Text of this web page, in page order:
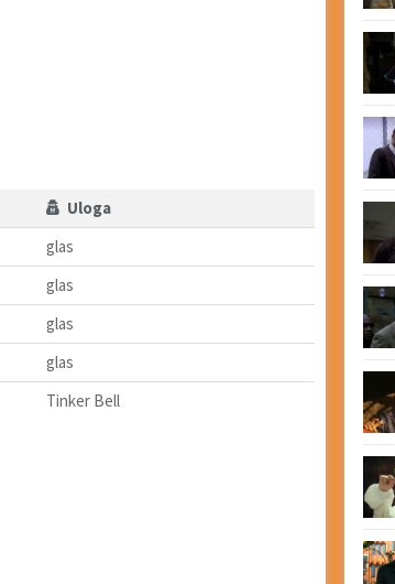
Uloga
glas
glas
glas
glas
Tinker Bell